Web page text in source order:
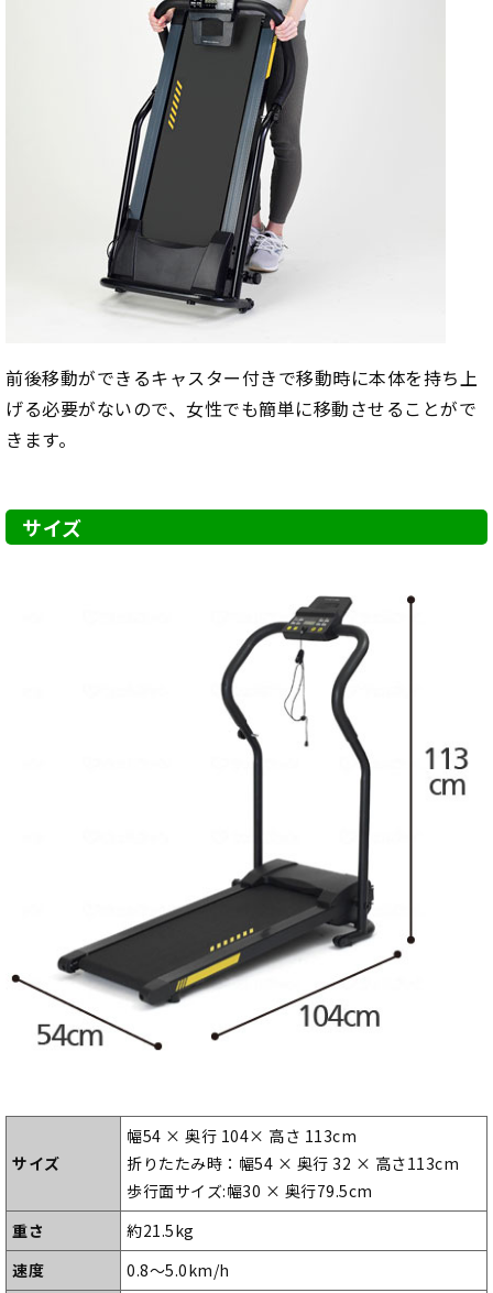
前後移動ができるキャスター付きで移動時に本体を持ち上
げる必要がないので、女性でも簡単に移動させることがで
きます。
サイズ
サイズ
幅54 × 奥行 104× 高さ 113cm
折りたたみ時：幅54 × 奥行 32 × 高さ113cm
歩行面サイズ:幅30 × 奥行79.5cm
重さ
約21.5kg
速度
0.8～5.0km/h